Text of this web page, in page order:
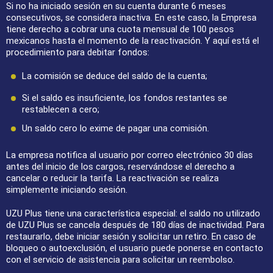
Si no ha iniciado sesión en su cuenta durante 6 meses
consecutivos, se considera inactiva. En este caso, la Empresa
tiene derecho a cobrar una cuota mensual de 100 pesos
mexicanos hasta el momento de la reactivación. Y aquí está el
procedimiento para debitar fondos:
La comisión se deduce del saldo de la cuenta;
Si el saldo es insuficiente, los fondos restantes se
restablecen a cero;
Un saldo cero lo exime de pagar una comisión.
La empresa notifica al usuario por correo electrónico 30 días
antes del inicio de los cargos, reservándose el derecho a
cancelar o reducir la tarifa. La reactivación se realiza
simplemente iniciando sesión.
UZU Plus tiene una característica especial: el saldo no utilizado
de UZU Plus se cancela después de 180 días de inactividad. Para
restaurarlo, debe iniciar sesión y solicitar un retiro. En caso de
bloqueo o autoexclusión, el usuario puede ponerse en contacto
con el servicio de asistencia para solicitar un reembolso.